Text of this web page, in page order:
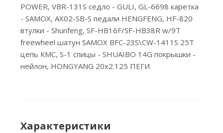
POWER, VBR-131S седло - GULI, GL-6698 каретка
- SAMOX, AX02-SB-S педали HENGFENG, HF-820
втулки - Shunfeng, SF-HB16F/SF-HB38R w/9T
freewheel шатун SAMOX BFC-23S\CW-1411S 25T
цепь КМС, S-1 спицы - SHUAIBO 14G покрышки -
нейлон, HONGYANG 20х2.125 ПЕГИ
Характеристики